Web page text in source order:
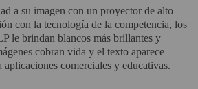
a su imagen con un proyector de alto
con la tecnología de la competencia, los
le brindan blancos más brillantes y
cobran vida y el texto aparece
comerciales y educativas.